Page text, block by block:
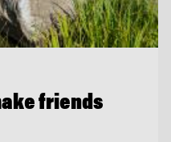
friends